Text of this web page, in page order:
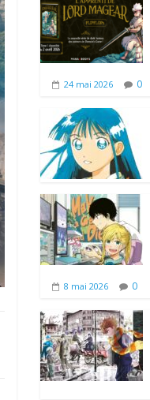
24 mai 2026 0
8 mai 2026 0